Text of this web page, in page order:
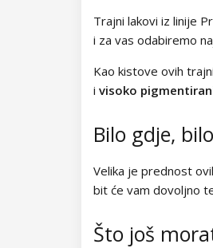
Kolekcija Lovely
Kolekcija Magic
Kolekcija Rainbow
Kolekcija Beach
Trajni lakovi iz linije
i za vas odabiremo
Kao kistove ovih
i visoko
Bilo gdje,
Velika je prednost
bit će vam dovoljno
Što još